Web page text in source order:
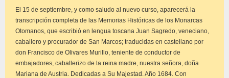
El 15 de septiembre, y como saludo al nuevo curso, aparecerá la
transcripción completa de las Memorias Históricas de los Monarcas
Otomanos, que escribió en lengua toscana Juan Sagredo, veneciano,
caballero y procurador de San Marcos; traducidas en castellano por
don Francisco de Olivares Murillo, teniente de conductor de
embajadores, caballerizo de la reina madre, nuestra señora, doña
Mariana de Austria. Dedicadas a Su Majestad. Año 1684. Con